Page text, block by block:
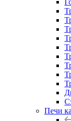
Печи